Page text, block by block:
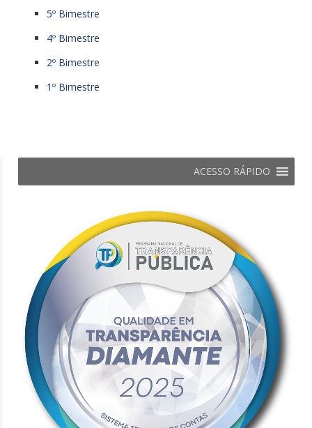
5º Bimestre
4º Bimestre
2º Bimestre
1º Bimestre
ACESSO RÁPIDO